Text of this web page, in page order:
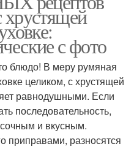
с фото
блюдо! В меру румяная
целиком, с хрустящей
равнодушными. Если
последовательность,
и вкусным.
разносятся